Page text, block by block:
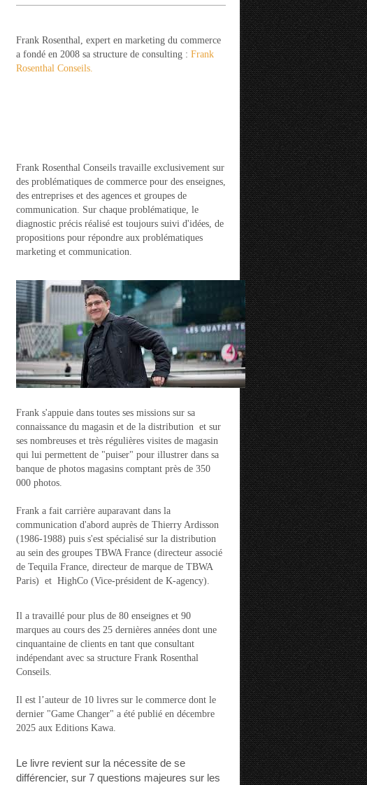
Frank Rosenthal, expert en marketing du commerce
a fondé en 2008 sa structure de consulting : Frank
Rosenthal Conseils.
Frank Rosenthal Conseils travaille exclusivement sur
des problématiques de commerce pour des enseignes,
des entreprises et des agences et groupes de
communication. Sur chaque problématique, le
diagnostic précis réalisé est toujours suivi d'idées, de
propositions pour répondre aux problématiques
marketing et communication.
Frank s'appuie dans toutes ses missions sur sa
connaissance du magasin et de la distribution et sur
ses nombreuses et très régulières visites de magasin
qui lui permettent de "puiser" pour illustrer dans sa
banque de photos magasins comptant près de 350
000 photos.
Frank a fait carrière auparavant dans la
communication d'abord auprès de Thierry Ardisson
(1986-1988) puis s'est spécialisé sur la distribution
au sein des groupes TBWA France (directeur associé
de Tequila France, directeur de marque de TBWA
Paris) et HighCo (Vice-président de K-agency).
Il a travaillé pour plus de 80 enseignes et 90
marques au cours des 25 dernières années dont une
cinquantaine de clients en tant que consultant
indépendant avec sa structure Frank Rosenthal
Conseils.
Il est l’auteur de 10 livres sur le commerce dont le
dernier "Game Changer" a été publié en décembre
2025 aux Editions Kawa.
Le livre revient sur la nécessite de se
différencier, sur 7 questions majeures sur les